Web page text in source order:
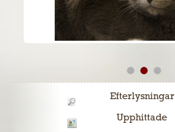
Efterlysningar
Upphittade